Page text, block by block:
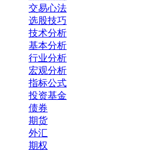
交易心法
选股技巧
技术分析
基本分析
行业分析
宏观分析
指标公式
投资基金
债券
期货
外汇
期权